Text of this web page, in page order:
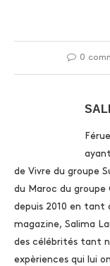
0
de Vivre du groupe
du Maroc du groupe
depuis 2010 en tant
magazine, Salima
des célébrités tant
expèriences qui lui